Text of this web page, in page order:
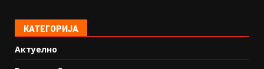
КАТЕГОРИЈА
Актуелно